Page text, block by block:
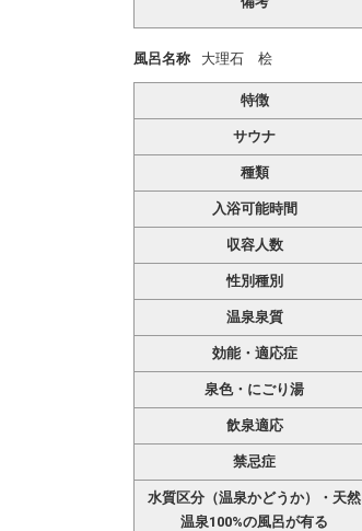
風呂名称 大理石 桧
特徴
サウナ
種類
入浴可能時間
収容人数
性別種別
温泉泉質
効能・適応症
泉色・にごり湯
飲泉適応
禁忌症
水質区分（温泉かどうか）・天然
温泉100%の風呂が有る